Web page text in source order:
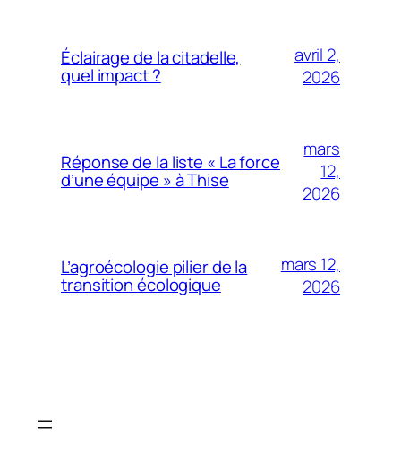
Éclairage de la citadelle,
quel impact ?
avril 2,
2026
Réponse de la liste « La force
d’une équipe » à Thise
mars
12,
2026
L’agroécologie pilier de la
transition écologique
mars 12,
2026